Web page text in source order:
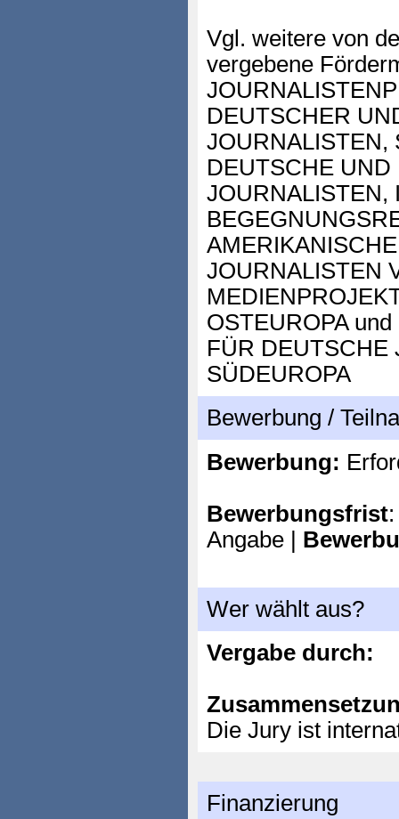
Vgl. weitere von
vergebene
DEUTSCHER
JOURNALISTEN,
DEUTSCHE
JOURNALISTEN,
JOURNALISTEN
OSTEUROPA
FÜR DEUTSCHE
SÜDEUROPA
Bewerbung /
Bewerbung:
Bewerbungsfrist
Angabe |
Wer wählt aus?
Vergabe durch:
Die Jury ist
Finanzierung